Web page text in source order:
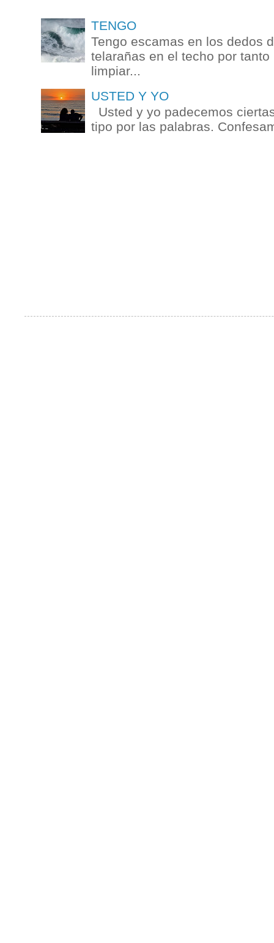
TENGO
Tengo escamas en los dedos
telarañas en el techo por
limpiar...
USTED Y YO
Usted y yo padecemos
tipo por las palabras.